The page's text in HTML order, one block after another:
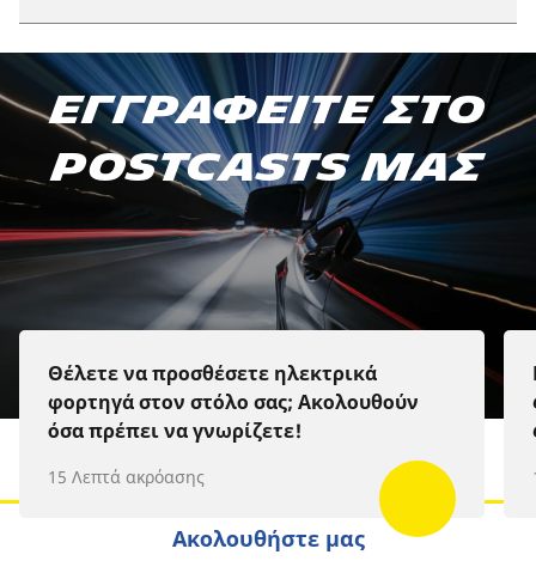
ΕΓΓΡΑΦΕΙΤΕ ΣΤΟ
POSTCASTS ΜΑΣ
Θέλετε να προσθέσετε ηλεκτρικά
φορτηγά στον στόλο σας; Ακολουθούν
όσα πρέπει να γνωρίζετε!
15 Λεπτά ακρόασης
ΕΓΓΡΑΦΕΙΤΕ ΣΤΟ POSTCASTS
ΜΑΣ
Apple Podcast
Spotify
Deezer
Ακολουθήστε μας